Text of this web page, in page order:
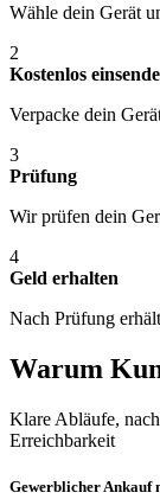
Wähle dein Gerät
2
Kostenlos
Verpacke dein
3
Prüfung
Wir prüfen dein
4
Geld erhalten
Nach Prüfung
Warum
Klare Abläufe,
Erreichbarkeit
Gewerblicher Ankauf